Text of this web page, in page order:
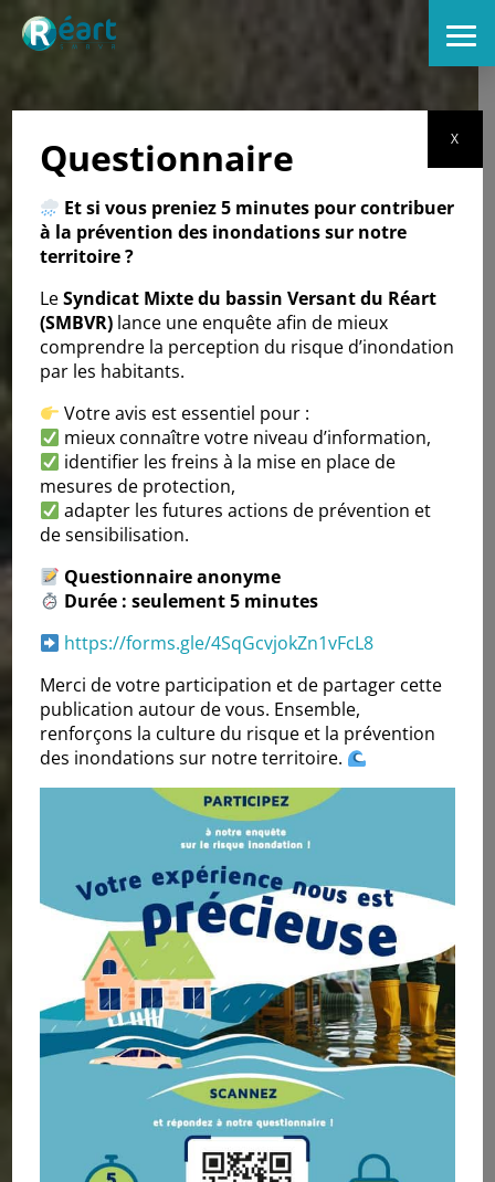
Questionnaire
Et si vous preniez 5 minutes pour contribuer
à la prévention des inondations sur notre
territoire ?
LeSyndicat Mixte du bassin Versant du Réart
(SMBVR) lance une enquête afin de mieux
comprendre la perception du risque d’inondation
par les habitants.
Votre avis est essentiel pour :
mieux connaître votre niveau d’information,
identifier les freins à la mise en place de
mesures de protection,
adapter les futures actions de prévention et
de sensibilisation.
Questionnaire anonyme
Durée : seulement 5 minutes
https://forms.gle/4SqGcvjokZn1vFcL8
Merci de votre participation et de partager cette
publication autour de vous. Ensemble,
renforçons la culture du risque et la prévention
des inondations sur notre territoire.
X